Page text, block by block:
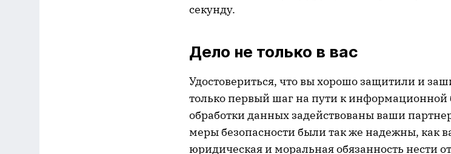
секунду.
Дело не только в вас
Удостовериться, что вы хорошо защитили и
только первый шаг на пути к информационной
обработки данных задействованы ваши
меры безопасности были так же надежны, как
юридическая и моральная обязанность нести